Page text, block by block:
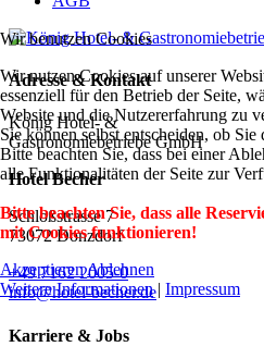
Adresse & Kontakt
König Hotel- &
Gastronomiebetriebe GmbH
Hotel Becher
Schloßstrasse 7
73072 Donzdorf
+49 7162 2005-0
info@hotel-becher.de
Karriere & Jobs
Wir benutzen Cookies
Wir nutzen Cookies auf unserer
essenziell für den Betrieb der Seite,
Website und die Nutzererfahrung zu
Sie können selbst entscheiden, ob
Bitte beachten Sie, dass bei einer
alle Funktionalitäten der Seite zur
Bitte beachten Sie, dass alle
mit Cookies funktionieren!
Akzeptieren Ablehnen
Weitere Informationen| Impressum